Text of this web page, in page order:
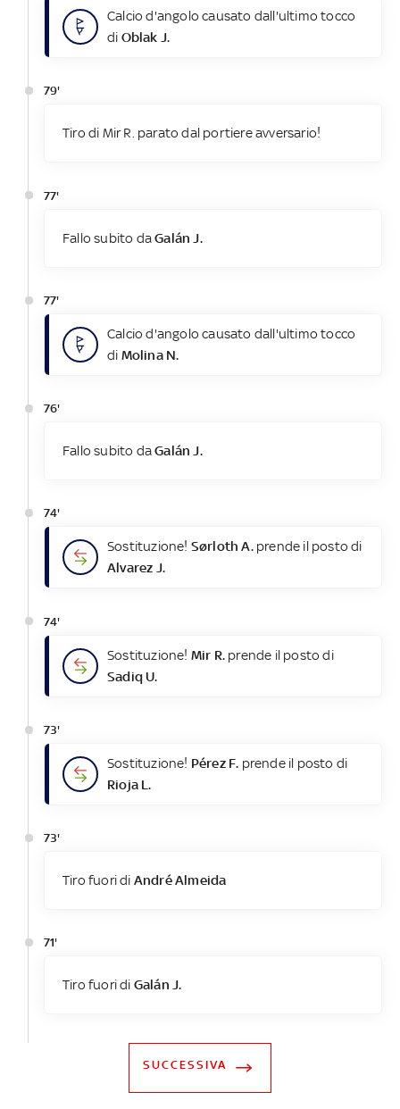
Calcio d'angolo causato dall'ultimo tocco
di Oblak J.
79'
Tiro di Mir R. parato dal portiere avversario!
77'
Fallo subito daGalán J.
77'
Calcio d'angolo causato dall'ultimo tocco
di Molina N.
76'
Fallo subito daGalán J.
74'
Sostituzione! Sørloth A.prende il posto di
Alvarez J.
74'
Sostituzione! Mir R. prende il posto di
Sadiq U.
73'
Sostituzione! Pérez F. prende il posto di
Rioja L.
73'
Tiro fuori di André Almeida
71'
Tiro fuori di Galán J.
SUCCESSIVA